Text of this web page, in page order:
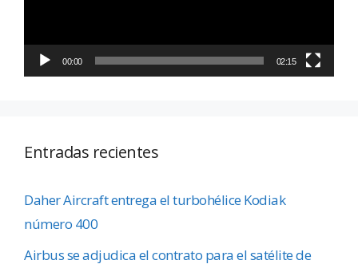
00:00 02:15
Entradas recientes
Daher Aircraft entrega el turbohélice Kodiak
número 400
Airbus se adjudica el contrato para el satélite de